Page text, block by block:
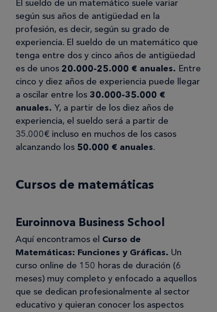
El sueldo de un matemático suele variar
según sus años de antigüedad en la
profesión, es decir, según su grado de
experiencia. El sueldo de un matemático que
tenga entre dos y cinco años de antigüedad
es de unos 20.000-25.000 € anuales. Entre
cinco y diez años de experiencia puede llegar
a oscilar entre los 30.000-35.000 €
anuales. Y, a partir de los diez años de
experiencia, el sueldo será a partir de
35.000€ incluso en muchos de los casos
alcanzando los 50.000 € anuales.
Cursos de matemáticas
Euroinnova Business School
Aquí encontramos el Curso de
Matemáticas: Funciones y Gráficas. Un
curso online de 150 horas de duración (6
meses) muy completo y enfocado a aquellos
que se dedican profesionalmente al sector
educativo y quieran conocer los aspectos